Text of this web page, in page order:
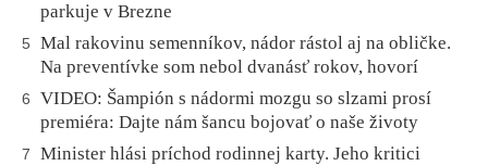
parkuje v Brezne
5
Mal rakovinu semenníkov, nádor rástol aj na obličke.
Na preventívke som nebol dvanásť rokov, hovorí
6
VIDEO: Šampión s nádormi mozgu so slzami prosí
premiéra: Dajte nám šancu bojovať o naše životy
7
Minister hlási príchod rodinnej karty. Jeho kritici